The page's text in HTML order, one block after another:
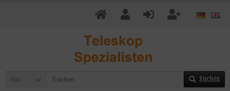
Alle Suchen